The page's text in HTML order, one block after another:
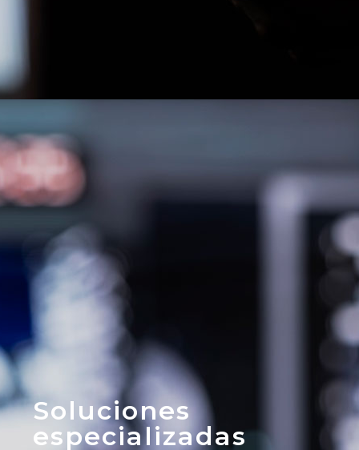
Soluciones
especializadas